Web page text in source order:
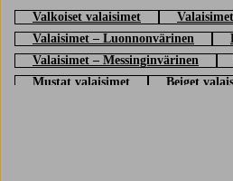
Valkoiset valaisimet
Valaisimet – Luonnonvärinen
Valaisimet – Messinginvärinen
Mustat valaisimet
Beiget